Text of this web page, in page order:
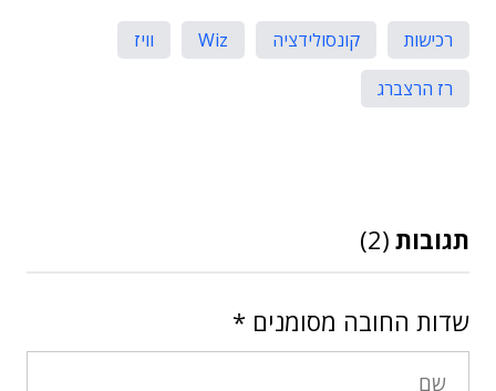
רכישות קונסולידציה Wiz
וויז
רז הרצברג
תגובות (2)
שדות החובה מסומנים *